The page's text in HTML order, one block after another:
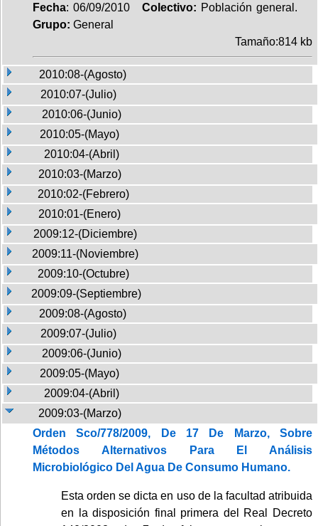
Fecha: 06/09/2010Colectivo: Población general.
Grupo: General
Tamaño:814 kb
2010:08-(Agosto)
2010:07-(Julio)
2010:06-(Junio)
2010:05-(Mayo)
2010:04-(Abril)
2010:03-(Marzo)
2010:02-(Febrero)
2010:01-(Enero)
2009:12-(Diciembre)
2009:11-(Noviembre)
2009:10-(Octubre)
2009:09-(Septiembre)
2009:08-(Agosto)
2009:07-(Julio)
2009:06-(Junio)
2009:05-(Mayo)
2009:04-(Abril)
2009:03-(Marzo)
Orden Sco/778/2009, De 17 De Marzo, Sobre
Métodos Alternativos Para El Análisis
Microbiológico Del Agua De Consumo Humano.
Esta orden se dicta en uso de la facultad atribuida
en la disposición final primera del Real Decreto